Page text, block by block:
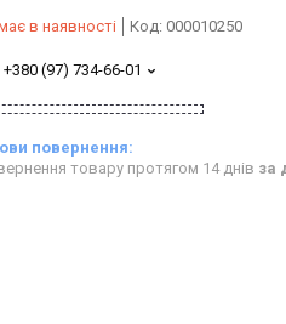
в наявності Код: 000010250
+380 (97) 734-66-01
товару протягом 14 днів за